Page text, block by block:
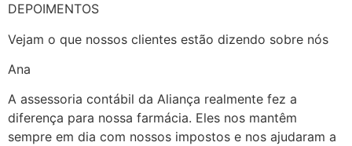
DEPOIMENTOS
Vejam o que nossos clientes estão dizendo sobre nós
Ana
A assessoria contábil da Aliança realmente fez a
diferença para nossa farmácia. Eles nos mantêm
sempre em dia com nossos impostos e nos ajudaram a